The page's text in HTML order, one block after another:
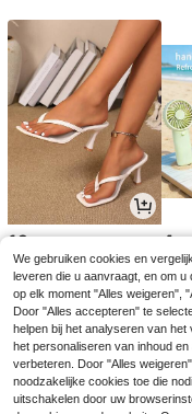
16 4
We gebruiken cookies en
leveren die u aanvraagt, en om
op elk moment "Alles weigeren",
Door "Alles accepteren" te
helpen bij het analyseren van
het personaliseren van inhoud
verbeteren. Door "Alles
noodzakelijke cookies toe die
uitschakelen door uw